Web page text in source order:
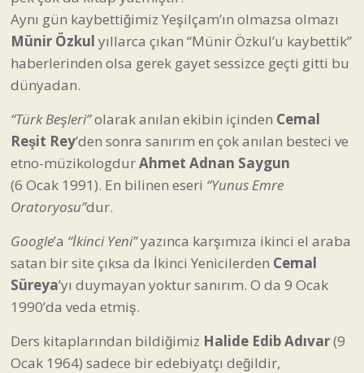
Aynı gün kaybettiğimiz Yeşilçam’ın olmazsa olmazı
Münir Özkul yıllarca çıkan “Münir Özkul’u kaybettik”
haberlerinden olsa gerek gayet sessizce geçti gitti bu
dünyadan.
“Türk Beşleri”olarak anılan ekibin içinden Cemal
Reşit Rey’den sonra sanırım en çok anılan besteci ve
etno-müzikologdurAhmet Adnan Saygun
(6 Ocak 1991). En bilinen eseri “Yunus Emre
Oratoryosu”dur.
Google’a “İkinci Yeni”yazınca karşımıza ikinci el araba
satan bir site çıksa da İkinci Yenicilerden Cemal
Süreya’yı duymayan yoktur sanırım. O da 9 Ocak
1990’da veda etmiş.
Ders kitaplarından bildiğimiz Halide Edib Adıvar(9
Ocak 1964) sadece bir edebiyatçı değildir,